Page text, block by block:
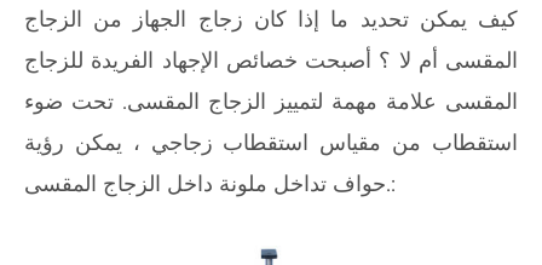
كيف يمكن تحديد ما إذا كان زجاج الجهاز من الزجاج
المقسى أم لا ؟ أصبحت خصائص الإجهاد الفريدة للزجاج
المقسى علامة مهمة لتمييز الزجاج المقسى. تحت ضوء
استقطاب من مقياس استقطاب زجاجي ، يمكن رؤية
حواف تداخل ملونة داخل الزجاج المقسى.: